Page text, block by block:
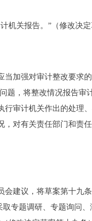
机关报告。”（修改决定
加强对审计整改要求
题，将整改情况报告审
审计机关作出的处理、
对有关责任部门和责
建议，将草案第十九
专题调研、专题询问、